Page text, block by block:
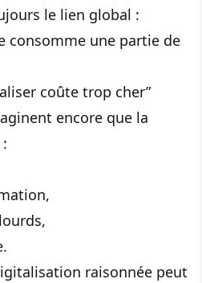
le lien global :
consomme une partie de
coûte trop cher”
encore que la
raisonnée peut